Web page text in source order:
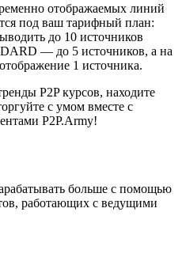
отображаемых линий
под ваш тарифный план:
до 10 источников
— до 5 источников, а на
1 источника.
P2P курсов, находите
с умом вместе с
P2P.Army!
больше с помощью
работающих с ведущими